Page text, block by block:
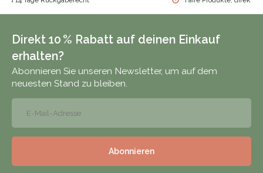
Direkt 10 % Rabatt auf deinen Einkauf
erhalten?
Abonnieren Sie unseren Newsletter, um auf dem
neuesten Stand zu bleiben.
Abonnieren